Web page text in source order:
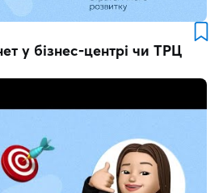
у бізнес-центрі чи ТРЦ